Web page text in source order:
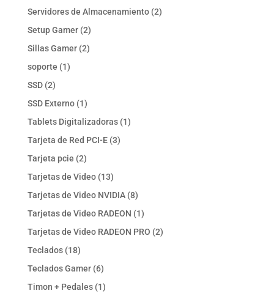
productos
Servidores de Almacenamiento 22
Setup Gamer 22
productos
Sillas Gamer 22
soporte 11
SSD 22
productos
SSD Externo 11
producto
Tablets Digitalizadoras 11
Tarjeta de Red PCI-E 33
Tarjeta pcie 22
productos
Tarjetas de Video 1313
productos
Tarjetas de Video NVIDIA 88
productos
Tarjetas de Video RADEON 11
producto
Tarjetas de Video RADEON PRO 22
Teclados 1818
productos
Teclados Gamer 66
productos
Timon + Pedales 11